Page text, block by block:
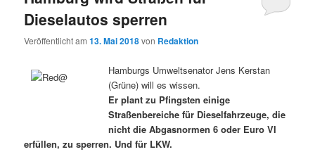
Dieselautos sperren
Veröffentlicht am13. Mai 2018von Redaktion
Hamburgs Umweltsenator Jens Kerstan
(Grüne) will es wissen.
Er plant zu Pfingsten einige
Straßenbereiche für Dieselfahrzeuge, die
nicht die Abgasnormen 6 oder Euro VI
erfüllen, zu sperren. Und für LKW.